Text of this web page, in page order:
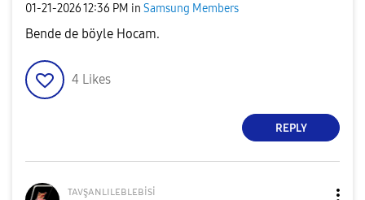
‎01-21-202612:36 PM in Samsung Members
Bende de böyle Hocam.
4 Likes
REPLY
ᴛᴀᴠşᴀɴʟɪʟᴇʙʟᴇʙisi